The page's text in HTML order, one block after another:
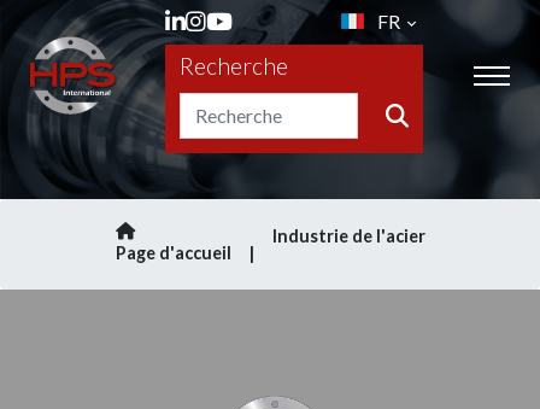
FR
Recherche
Page d'accueil
Industrie de l'acier